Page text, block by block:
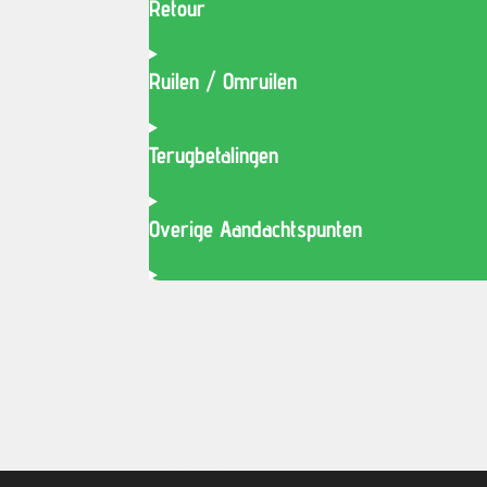
Retour
Ruilen / Omruilen
Terugbetalingen
Overige Aandachtspunten
© 2020 - 2026 smitssports